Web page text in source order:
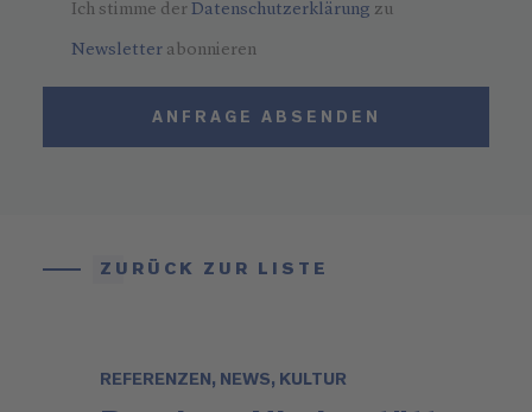
Ich stimme derDatenschutzerklärung zu
Newsletter abonnieren
ANFRAGE ABSENDEN
ZURÜCK ZUR LISTE
REFERENZEN, NEWS, KULTUR